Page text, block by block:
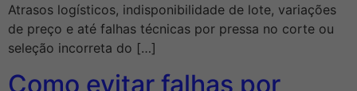
Atrasos logísticos, indisponibilidade de lote, variações
de preço e até falhas técnicas por pressa no corte ou
seleção incorreta do […]
Como evitar falhas por